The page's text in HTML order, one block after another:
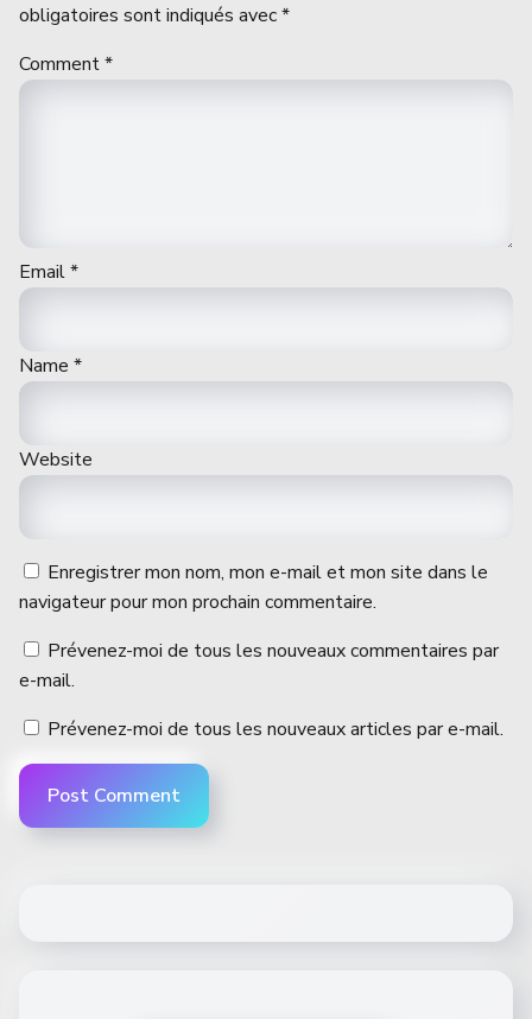
obligatoires sont indiqués avec*
Comment*
Email*
Name *
Website
Enregistrer mon nom, mon e-mail et mon site dans le
navigateur pour mon prochain commentaire.
Prévenez-moi de tous les nouveaux commentaires par
e-mail.
Prévenez-moi de tous les nouveaux articles par e-mail.